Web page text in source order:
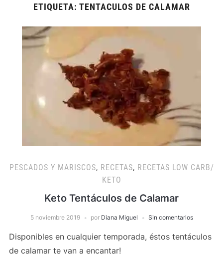
ETIQUETA: TENTACULOS DE CALAMAR
PESCADOS Y MARISCOS, RECETAS, RECETAS LOW CARB/
KETO
Keto Tentáculos de Calamar
5 noviembre 2019 por Diana Miguel Sin comentarios
Disponibles en cualquier temporada, éstos tentáculos
de calamar te van a encantar!